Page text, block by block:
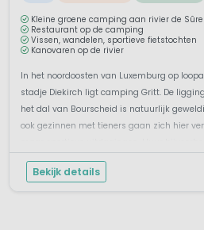
Kleine groene camping aan rivier de Sûre
Restaurant op de camping
Vissen, wandelen, sportieve fietstochten
Kanovaren op de rivier
In het noordoosten van Luxemburg op
stadje Diekirch ligt camping Gritt. De
het dal van Bourscheid is natuurlijk
ook gezinnen met tieners gaan zich hier
Bekijk details